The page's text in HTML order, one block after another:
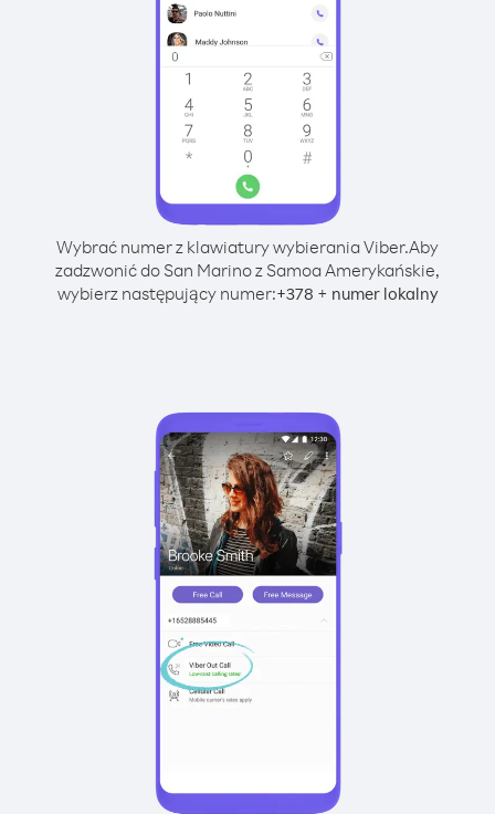
Wybrać numer z klawiatury wybierania Viber.Aby
zadzwonić do San Marino z Samoa Amerykańskie,
wybierz następujący numer:+378 + numer lokalny